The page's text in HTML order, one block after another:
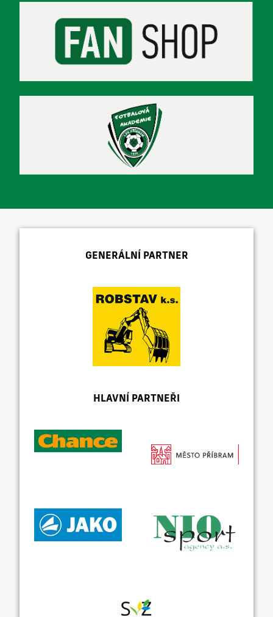
GENERÁLNÍ PARTNER
HLAVNÍ PARTNEŘI